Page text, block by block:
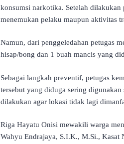
konsumsi narkotika. Setelah
menemukan pelaku maupun aktivitas
Namun, dari penggeledahan petugas
hisap/bong dan 1 buah mancis yang
Sebagai langkah preventif, petugas
tersebut yang diduga sering digunakan
dilakukan agar lokasi tidak lagi
Riga Hayatu Onisi mewakili warga
Wahyu Endrajaya, S.I.K., M.Si.,